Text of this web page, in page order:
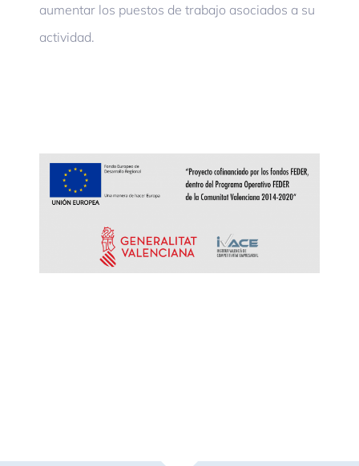
aumentar los puestos de trabajo asociados a su
actividad.